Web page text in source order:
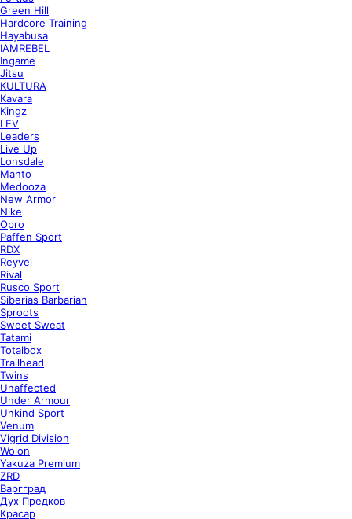
Green Hill
Hardcore Training
Hayabusa
IAMREBEL
Ingame
Jitsu
KULTURA
Kavara
Kingz
LEV
Leaders
Live Up
Lonsdale
Manto
Medooza
New Armor
Nike
Opro
Paffen Sport
RDX
Reyvel
Rival
Rusco Sport
Siberias Barbarian
Sproots
Sweet Sweat
Tatami
Totalbox
Trailhead
Twins
Unaffected
Under Armour
Unkind Sport
Venum
Vigrid Division
Wolon
Yakuza Premium
ZRD
Варгград
Дух Предков
Красар